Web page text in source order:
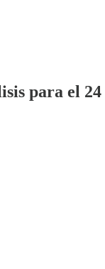
para el 24